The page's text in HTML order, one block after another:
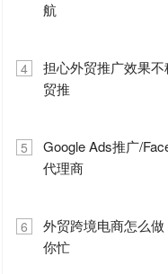
航
4
担心外贸推广效果
贸推
5
Google Ads推广/
代理商
6
外贸跨境电商怎么
你忙